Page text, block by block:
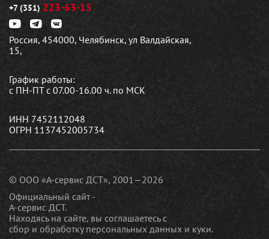
+7 (351) 223-63-15
Россия, 454000, Челябинск, ул Валдайская,
15,
График работы:
с ПН-ПТ с 07.00-16.00 ч. по МСК
ИНН 7452112048
ОГРН 1137452005734
© ООО «А-сервис ДСТ», 2001—2026
Официальный сайт -
А-сервис ДСТ.
Находясь на сайте, вы соглашаетесь c
сбор и обработку персональных данных и куки.